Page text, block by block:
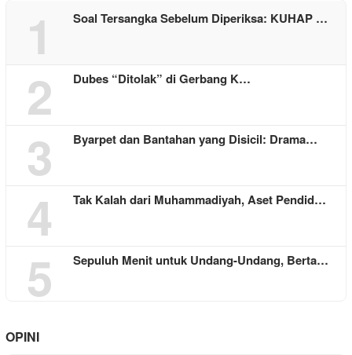
1 Soal Tersangka Sebelum Diperiksa: KUHAP …
2 Dubes “Ditolak” di Gerbang K…
3 Byarpet dan Bantahan yang Disicil: Drama…
4 Tak Kalah dari Muhammadiyah, Aset Pendid…
5 Sepuluh Menit untuk Undang-Undang, Berta…
OPINI